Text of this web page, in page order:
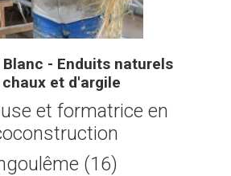
- Enduits naturels
chaux et d'argile
et formatrice en
(16)